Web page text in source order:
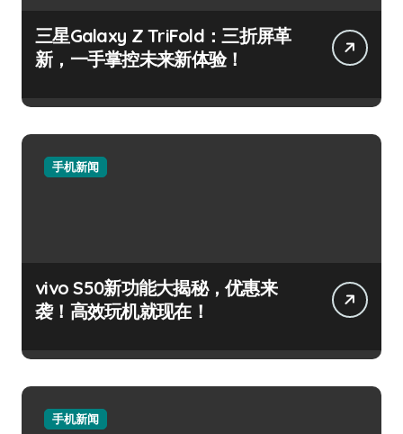
三星Galaxy Z TriFold：三折屏革
新，一手掌控未来新体验！
手机新闻
vivo S50新功能大揭秘，优惠来
袭！高效玩机就现在！
手机新闻